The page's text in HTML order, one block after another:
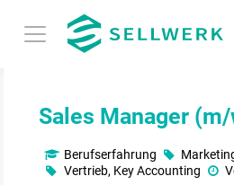
Sales Manager
Berufserfahrung
Vertrieb, Key Accounting